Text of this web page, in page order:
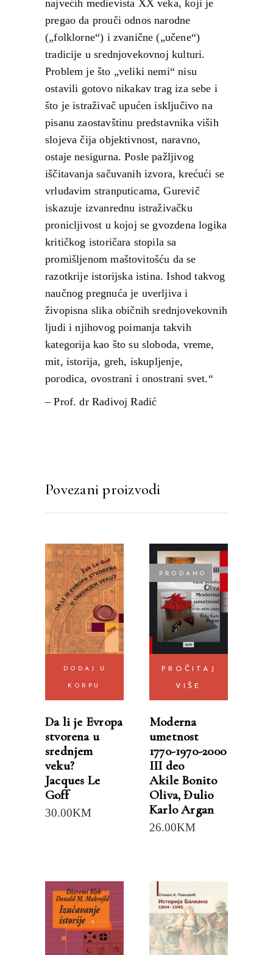
najvećih medievista XX veka, koji je
pregao da prouči odnos narodne
(„folklorne“) i zvanične („učene“)
tradicije u srednjovekovnoj kulturi.
Problem je što „veliki nemi“ nisu
ostavili gotovo nikakav trag iza sebe i
što je istraživač upućen isključivo na
pisanu zaostavštinu predstavnika viših
slojeva čija objektivnost, naravno,
ostaje nesigurna. Posle pažljivog
iščitavanja sačuvanih izvora, krećući se
vrludavim stranputicama, Gurevič
iskazuje izvanrednu istraživačku
pronicljivost u kojoj se gvozdena logika
kritičkog istoričara stopila sa
promišljenom maštovitošću da se
razotkrije istorijska istina. Ishod takvog
naučnog pregnuća je uverljiva i
živopisna slika običnih srednjovekovnih
ljudi i njihovog poimanja takvih
kategorija kao što su sloboda, vreme,
mit, istorija, greh, iskupljenje,
porodica, ovostrani i onostrani svet.“
– Prof. dr Radivoj Radić
Povezani proizvodi
DODAJ U
KORPU
Da li je Evropa
stvorena u
srednjem
veku?
Jacques Le
Goff
30.00KM
PRODANO
PROČITAJ
VIŠE
Moderna
umetnost
1770-1970-2000
III deo
Akile Bonito
Oliva,Đulio
Karlo Argan
26.00KM